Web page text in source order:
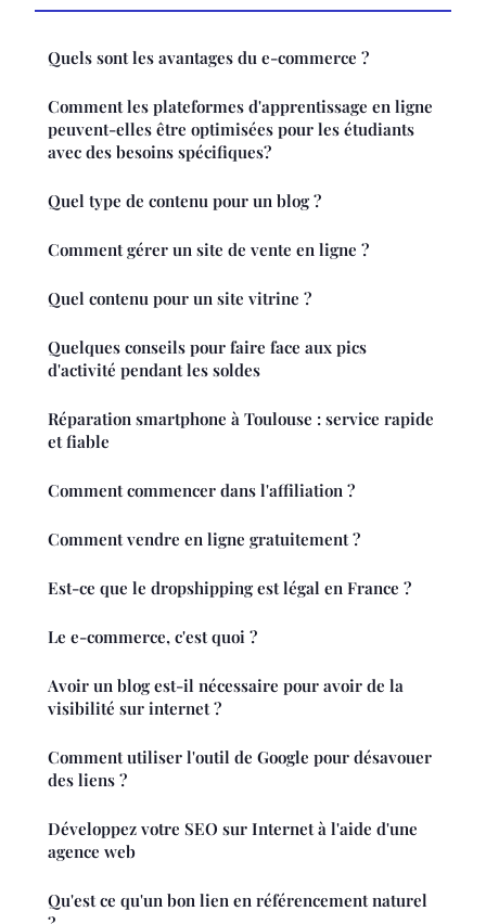
Quels sont les avantages du e-commerce ?
Comment les plateformes d'apprentissage en ligne
peuvent-elles être optimisées pour les étudiants
avec des besoins spécifiques?
Quel type de contenu pour un blog ?
Comment gérer un site de vente en ligne ?
Quel contenu pour un site vitrine ?
Quelques conseils pour faire face aux pics
d'activité pendant les soldes
Réparation smartphone à Toulouse : service rapide
et fiable
Comment commencer dans l'affiliation ?
Comment vendre en ligne gratuitement ?
Est-ce que le dropshipping est légal en France ?
Le e-commerce, c'est quoi ?
Avoir un blog est-il nécessaire pour avoir de la
visibilité sur internet ?
Comment utiliser l'outil de Google pour désavouer
des liens ?
Développez votre SEO sur Internet à l'aide d'une
agence web
Qu'est ce qu'un bon lien en référencement naturel